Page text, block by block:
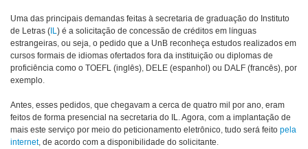
Uma das principais demandas feitas à secretaria de graduação do Instituto
de Letras (IL) é a solicitação de concessão de créditos em línguas
estrangeiras, ou seja, o pedido que a UnB reconheça estudos realizados em
cursos formais de idiomas ofertados fora da instituição ou diplomas de
proficiência como o TOEFL (inglês), DELE (espanhol) ou DALF (francês), por
exemplo.
Antes, esses pedidos, que chegavam a cerca de quatro mil por ano, eram
feitos de forma presencial na secretaria do IL. Agora, com a implantação de
mais este serviço por meio do peticionamento eletrônico, tudo será feito pela
internet, de acordo com a disponibilidade do solicitante.